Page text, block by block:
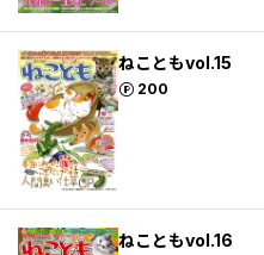
ねこともvol.15
200
ポイント
ねこともvol.16